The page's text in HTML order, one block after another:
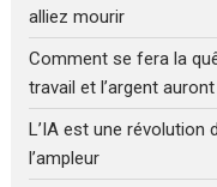
alliez mourir
Comment se fera la
travail et l’argent
L’IA est une révolution
l’ampleur